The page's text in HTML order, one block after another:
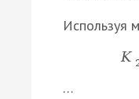
Используя
K
…